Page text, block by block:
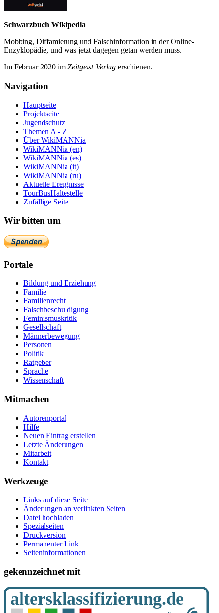
Schwarzbuch Wikipedia
Mobbing, Diffamierung und Falsch­information in der Online-
Enzyklo­pädie, und was jetzt da­gegen getan werden muss.
Im Februar 2020 im Zeit­geist-Verlag erschienen.
Navigation
Hauptseite
Projektseite
Jugendschutz
Themen A - Z
Über WikiMANNia
WikiMANNia (en)
WikiMANNia (es)
WikiMANNia (it)
WikiMANNia (ru)
Aktuelle Ereignisse
TourBusHaltestelle
Zufällige Seite
Wir bitten um
Portale
Bildung und Erziehung
Familie
Familienrecht
Falschbeschuldigung
Feminismuskritik
Gesellschaft
Männerbewegung
Personen
Politik
Ratgeber
Sprache
Wissenschaft
Mitmachen
Autorenportal
Hilfe
Neuen Eintrag erstellen
Letzte Änderungen
Mitarbeit
Kontakt
Werkzeuge
Links auf diese Seite
Änderungen an verlinkten Seiten
Datei hochladen
Spezialseiten
Druckversion
Permanenter Link
Seiten­­informationen
gekennzeichnet mit